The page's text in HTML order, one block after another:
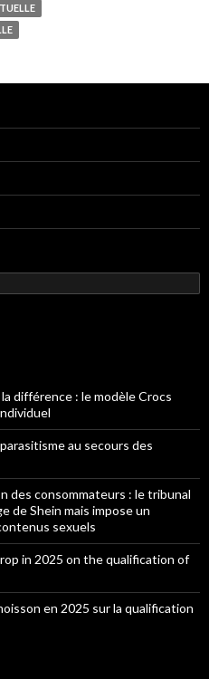
différence : le modèle Crocs
au secours des
des consommateurs : le tribunal
de Shein mais impose un
sexuels
in 2025 on the qualification of
en 2025 sur la qualification